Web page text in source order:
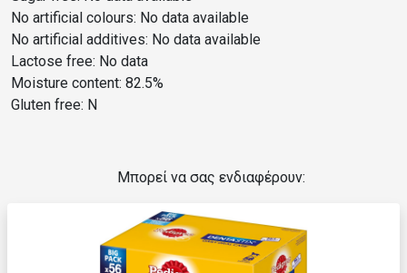
No artificial colours: No data available
No artificial additives: No data available
Lactose free: No data
Moisture content: 82.5%
Gluten free: N
Μπορεί να σας ενδιαφέρουν: